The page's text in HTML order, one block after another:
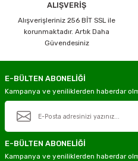
ALIŞVERİŞ
Alışverişleriniz 256 BİT SSL ile
korunmaktadır. Artık Daha
Güvendesiniz
E-BÜLTEN ABONELİĞİ
Kampanya ve yeniliklerden haberdar
E-BÜLTEN ABONELİĞİ
Kampanya ve yeniliklerden haberdar